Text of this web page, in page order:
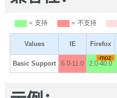
= 支持 = 不支持
Values IE Firefox
Basic Support 6.0-11.0 2.0-40.0
-moz-